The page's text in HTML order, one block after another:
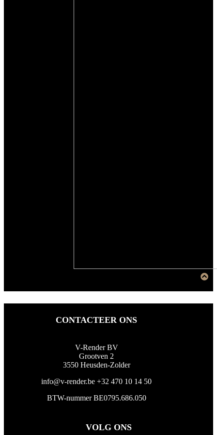
CONTACTEER ONS
V-Render BV
Grootven 2
3550 Heusden-Zolder
info@v-render.be +32 470 10 14 50
BTW-nummer BE0795.686.050
VOLG ONS